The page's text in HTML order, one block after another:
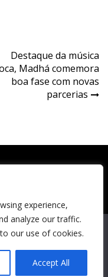
experience,
analyze our traffic.
our use of cookies.
Accept All
Destaque da música
Madhá comemora
boa fase com novas
parcerias
incluindo textos,
Todos os direitos
News by
Cultura
Música
give you the best
to use this site we
with it.